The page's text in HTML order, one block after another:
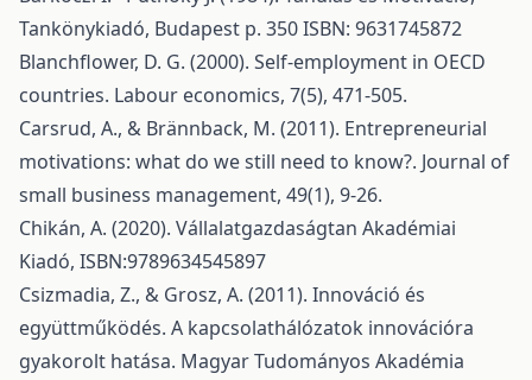
Tankönykiadó, Budapest p. 350 ISBN: 9631745872
Blanchflower, D. G. (2000). Self-employment in OECD
countries. Labour economics, 7(5), 471-505.
Carsrud, A., & Brännback, M. (2011). Entrepreneurial
motivations: what do we still need to know?. Journal of
small business management, 49(1), 9-26.
Chikán, A. (2020). Vállalatgazdaságtan Akadémiai
Kiadó, ISBN:9789634545897
Csizmadia, Z., & Grosz, A. (2011). Innováció és
együttműködés. A kapcsolathálózatok innovációra
gyakorolt hatása. Magyar Tudományos Akadémia